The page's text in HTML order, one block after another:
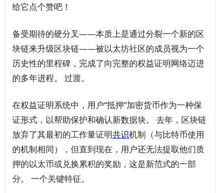
给它点个赞吧！
备受期待的硬分叉——本质上是通过分裂一个新的区
块链来升级区块链——被以太坊社区的成员视为一个
历史性的里程碑，完成了向完整的权益证明网络迈进
的多年进程。 过渡。
在权益证明系统中，用户“抵押”加密货币作为一种保
证形式，以帮助保护和确认新数据块。 去年，区块链
放弃了其最初的工作量证明共识机制（与比特币使用
的机制相同），但直到现在，用户还无法提取他们质
押的以太币或兑换累积的奖励，这是新范式的一部
分。 一个关键特征。